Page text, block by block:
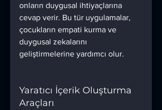
onların duygusal ihtiyaçlarına
cevap verir. Bu tür uygulamalar,
çocukların empati kurma ve
duygusal zekalarını
geliştirmelerine yardımcı olur.
Yaratıcı İçerik Oluşturma
Araçları